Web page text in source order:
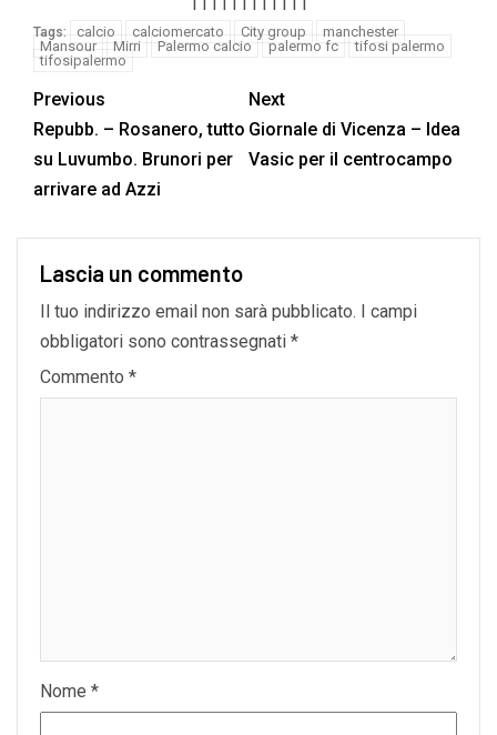
Tags: calcio calciomercato City group
manchester
Mansour
Mirri Palermo calcio palermo fc
tifosi palermo
tifosipalermo
Previous
Repubb. – Rosanero, tutto
su Luvumbo. Brunori per
arrivare ad Azzi
Next
Giornale di Vicenza – Idea
Vasic per il centrocampo
Lascia un commento
Il tuo indirizzo email non sarà pubblicato. I campi
obbligatori sono contrassegnati *
Commento *
Nome *